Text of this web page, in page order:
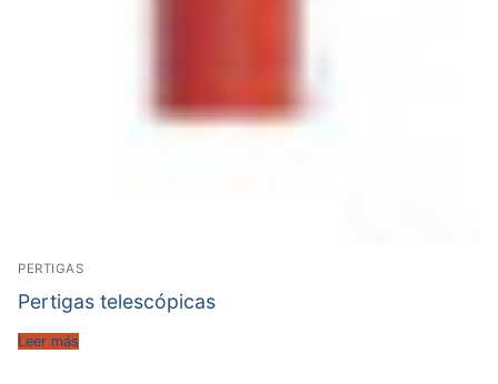
PERTIGAS
Pertigas telescópicas
Leer más